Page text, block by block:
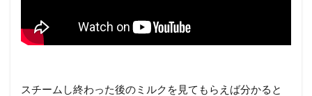
スチームし終わった後のミルクを見てもらえば分かると